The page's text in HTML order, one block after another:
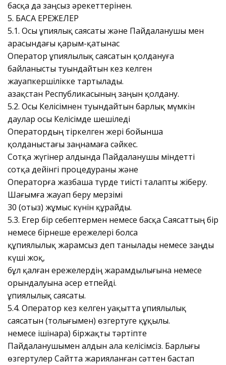
басқа да заңсыз әрекеттерінен.
5. БАСҚА ЕРЕЖЕЛЕР
5.1. Осы Құпиялық саясаты және Пайдаланушы мен
арасындағы қарым-қатынас
Оператор Құпиялылық саясатын қолдануға
байланысты туындайтын кез келген
жауапкершілікке тартылады.
Қазақстан Республикасының заңын қолдану.
5.2. Осы Келісімнен туындайтын барлық мүмкін
даулар осы Келісімде шешіледі
Оператордың тіркелген жері бойынша
қолданыстағы заңнамаға сәйкес.
Сотқа жүгінер алдында Пайдаланушы міндетті
сотқа дейінгі процедураны және
Операторға жазбаша түрде тиісті талапты жіберу.
Шағымға жауап беру мерзімі
30 (отыз) жұмыс күнін құрайды.
5.3. Егер бір себептермен немесе басқа Саясаттың бір
немесе бірнеше ережелері болса
құпиялылық жарамсыз деп танылады немесе заңды
күші жоқ,
бұл қалған ережелердің жарамдылығына немесе
орындалуына әсер етпейді.
Құпиялылық саясаты.
5.4. Оператор кез келген уақытта Құпиялылық
саясатын (толығымен) өзгертуге құқылы.
немесе ішінара) біржақты тәртіпте
Пайдаланушымен алдын ала келісімсіз. Барлығы
өзгертулер Сайтта жарияланған сәттен бастап